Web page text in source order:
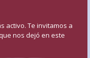
activo. Te invitamos a
nos dejó en este